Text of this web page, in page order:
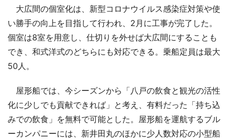
大広間の個室化は、新型コロナウイルス感染症対策や使
い勝手の向上を目指して行われ、2月に工事が完了した。
個室は8室を用意し、仕切りを外せば大広間にすることも
でき、和式洋式のどちらにも対応できる。乗船定員は最大
50人。
屋形船では、今シーズンから「八戸の飲食と観光の活性
化に少しでも貢献できれば」と考え、有料だった「持ち込
みでの飲食」を無料で可能とした。屋形船を運航するブル
ーカンパニーには、新井田丸のほかに少人数対応の小型船